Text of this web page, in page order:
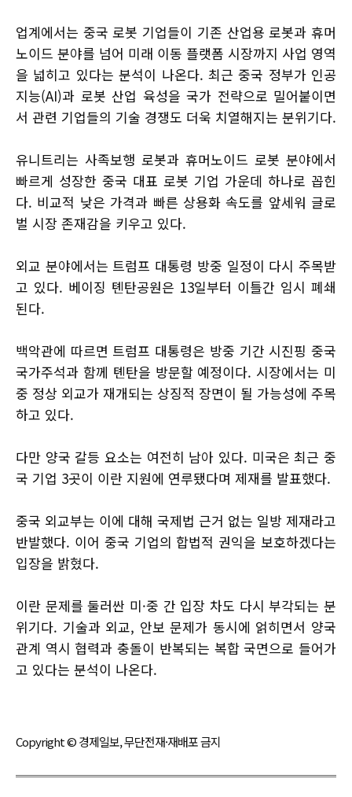
업계에서는 중국 로봇 기업들이 기존 산업용 로봇과 휴머
노이드 분야를 넘어 미래 이동 플랫폼 시장까지 사업 영역
을 넓히고 있다는 분석이 나온다. 최근 중국 정부가 인공
지능(AI)과 로봇 산업 육성을 국가 전략으로 밀어붙이면
서 관련 기업들의 기술 경쟁도 더욱 치열해지는 분위기다.
유니트리는 사족보행 로봇과 휴머노이드 로봇 분야에서
빠르게 성장한 중국 대표 로봇 기업 가운데 하나로 꼽힌
다. 비교적 낮은 가격과 빠른 상용화 속도를 앞세워 글로
벌 시장 존재감을 키우고 있다.
외교 분야에서는 트럼프 대통령 방중 일정이 다시 주목받
고 있다. 베이징 톈탄공원은 13일부터 이틀간 임시 폐쇄
된다.
백악관에 따르면 트럼프 대통령은 방중 기간 시진핑 중국
국가주석과 함께 톈탄을 방문할 예정이다. 시장에서는 미
중 정상 외교가 재개되는 상징적 장면이 될 가능성에 주목
하고 있다.
다만 양국 갈등 요소는 여전히 남아 있다. 미국은 최근 중
국 기업 3곳이 이란 지원에 연루됐다며 제재를 발표했다.
중국 외교부는 이에 대해 국제법 근거 없는 일방 제재라고
반발했다. 이어 중국 기업의 합법적 권익을 보호하겠다는
입장을 밝혔다.
이란 문제를 둘러싼 미·중 간 입장 차도 다시 부각되는 분
위기다. 기술과 외교, 안보 문제가 동시에 얽히면서 양국
관계 역시 협력과 충돌이 반복되는 복합 국면으로 들어가
고 있다는 분석이 나온다.
Copyright © 경제일보, 무단전재·재배포 금지